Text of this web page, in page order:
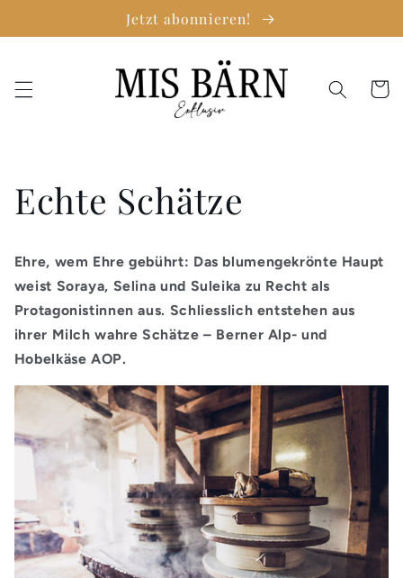
Inhalt
Jetzt abonnieren!
Echte Schätze
Ehre, wem Ehre gebührt: Das blumengekrönte Haupt
weist Soraya, Selina und Suleika zu Recht als
Protagonistinnen aus. Schliesslich entstehen aus
ihrer Milch wahre Schätze – Berner Alp- und
Hobelkäse AOP.